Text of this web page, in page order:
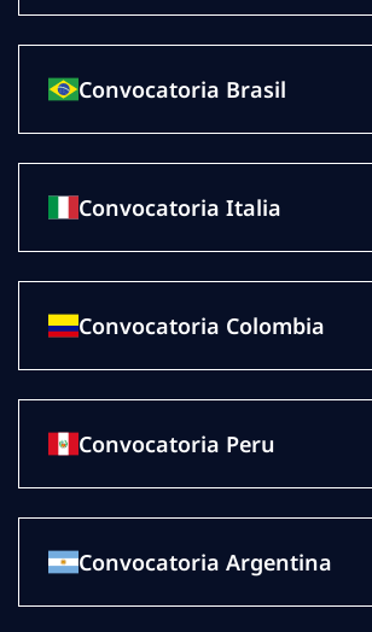
Convocatoria Brasil
Convocatoria Italia
Convocatoria Colombia
Convocatoria Peru
Convocatoria Argentina